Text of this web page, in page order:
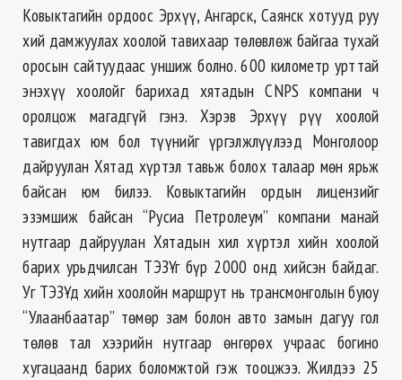
Ковыктагийн ордоос Эрхүү, Ангарск, Саянск хотууд руу
хий дамжуулах хоолой тавихаар төлөвлөж байгаа тухай
оросын сайтуудаас уншиж болно. 600 километр урттай
энэхүү хоолойг барихад хятадын CNPS компани ч
оролцож магадгүй гэнэ. Хэрэв Эрхүү рүү хоолой
тавигдах юм бол түүнийг үргэлжлүүлээд Монголоор
дайруулан Хятад хүртэл тавьж болох талаар мөн ярьж
байсан юм билээ. Ковыктагийн ордын лицензийг
эзэмшиж байсан “Русиа Петролеум” компани манай
нутгаар дайруулан Хятадын хил хүртэл хийн хоолой
барих урьдчилсан ТЭЗҮ-г бүр 2000 онд хийсэн байдаг.
Уг ТЭЗҮ-д хийн хоолойн маршрут нь трансмонголын буюу
“Улаанбаатар” төмөр зам болон авто замын дагуу гол
төлөв тал хээрийн нутгаар өнгөрөх учраас богино
хугацаанд барих боломжтой гэж тооцжээ. Жилдээ 25